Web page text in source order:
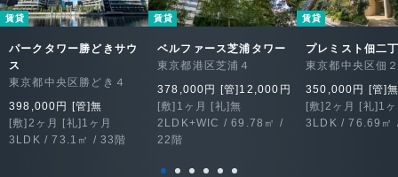
賃貸
パークタワー勝どきサウ
ス
東京都中央区勝どき４
398,000円 [管]無
[敷]2ヶ月 [礼]1ヶ月
3LDK / 73.1㎡ / 33階
賃貸
ベルファース芝浦タワー
東京都港区芝浦４
378,000円 [管]12,000円
[敷]1ヶ月 [礼]無
2LDK+WIC / 69.78㎡ /
22階
賃貸
プレミスト佃二
東京都中央区佃
350,000円 [管]
[敷]2ヶ月 [礼]1
3LDK / 76.69㎡